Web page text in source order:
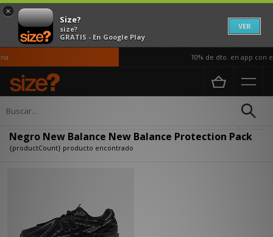
×
Size?
size?
GRATIS - En Google Play
VER
10% de dto. en app con el
Página principal Negro New Balance New Balance Protection Pack
Negro New Balance New Balance Protection Pack
{productCount} producto encontrado